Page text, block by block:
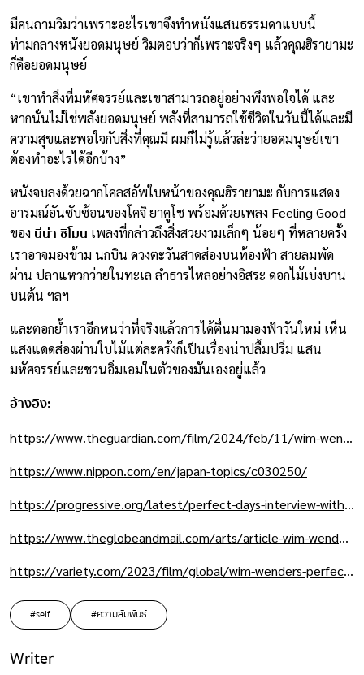
มีคนถามวิมว่าเพราะอะไรเขาจึงทำหนังแสนธรรมดาแบบนี้
ท่ามกลางหนังยอดมนุษย์ วิมตอบว่าก็เพราะจริงๆ แล้วคุณฮิรายามะ
ก็คือยอดมนุษย์
“เขาทำสิ่งที่มหัศจรรย์และเขาสามารถอยู่อย่างพึงพอใจได้ และ
หากนั่นไม่ใช่พลังยอดมนุษย์ พลังที่สามารถใช้ชีวิตในวันนี้ได้และมี
ความสุขและพอใจกับสิ่งที่คุณมี ผมก็ไม่รู้แล้วล่ะว่ายอดมนุษย์เขา
ต้องทำอะไรได้อีกบ้าง”
หนังจบลงด้วยฉากโคลสอัพใบหน้าของคุณฮิรายามะ กับการแสดง
อารมณ์อันซับซ้อนของโคจิ ยาคูโช พร้อมด้วยเพลง Feeling Good
ของ นีน่า ซิโมน เพลงที่กล่าวถึงสิ่งสวยงามเล็กๆ น้อยๆ ที่หลายครั้ง
เราอาจมองข้าม นกบิน ดวงตะวันสาดส่องบนท้องฟ้า สายลมพัด
ผ่าน ปลาแหวกว่ายในทะเล ลำธารไหลอย่างอิสระ ดอกไม้เบ่งบาน
บนต้น ฯลฯ
และตอกย้ำเราอีกหนว่าที่จริงแล้วการได้ตื่นมามองฟ้าวันใหม่ เห็น
แสงแดดส่องผ่านใบไม้แต่ละครั้งก็เป็นเรื่องน่าปลื้มปริ่ม แสน
มหัศจรรย์และชวนอิ่มเอมในตัวของมันเองอยู่แล้ว
อ้างอิง:
https://www.theguardian.com/film/2024/feb/11/wim-wenders-perfect-days-tokyo-toilet-cleaner-paris-texas-werner-herzog
https://www.nippon.com/en/japan-topics/c030250/
https://progressive.org/latest/perfect-days-interview-with-wim-wenders-rampell-20240201/
https://www.theglobeandmail.com/arts/article-wim-wenders-perfect-days-finds-beauty-in-the-bowels-of-a-public-toilet/
https://variety.com/2023/film/global/wim-wenders-perfect-days-cannes-koji-yakusho-1235627795/
#self #ความสัมพันธ์
Writer